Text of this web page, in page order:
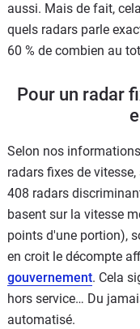
aussi. Mais de fait,
quels radars parle
60 % de combien au
Pour un radar
Selon nos
radars fixes de
408 radars
basent sur la vitesse
points d'une portion),
en croit le décompte
gouvernement. Cela
hors service… Du
automatisé.